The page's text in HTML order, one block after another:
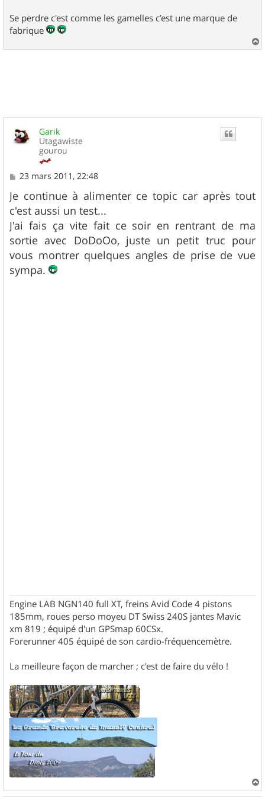
Se perdre c'est comme les gamelles c’est une marque de
fabrique
a
Garik
Utagawiste
gourou
M
s
s
a
g
e
23 mars 2011, 22:48
Je continue à alimenter ce topic car après tout
c'est aussi un test...
J'ai fais ça vite fait ce soir en rentrant de ma
sortie avec DoDoOo, juste un petit truc pour
vous montrer quelques angles de prise de vue
sympa.
Engine LAB NGN140 full XT, freins Avid Code 4 pistons
185mm, roues perso moyeu DT Swiss 240S jantes Mavic
xm 819 ; équipé d'un GPSmap 60CSx.
Forerunner 405 équipé de son cardio-fréquencemètre.
La meilleure façon de marcher ; c'est de faire du vélo !
a